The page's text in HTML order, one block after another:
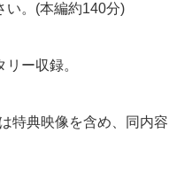
い。(本編約140分)
ー収録。
特典映像を含め、同内容